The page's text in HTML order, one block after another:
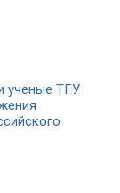
ученые ТГУ